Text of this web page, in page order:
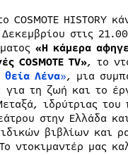
COSMOTE HISTORY
στις
«Η κάμερα
COSMOTE TV», το
θεία Λένα», μια
για τη ζωή και το
ιδρύτριας του
στην Ελλάδα
βιβλίων και
ντοκιμαντέρ μας